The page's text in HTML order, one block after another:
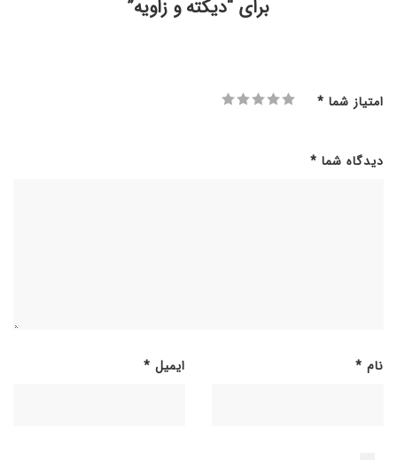
برای “دیکته و زاویه”
امتیاز شما *
دیدگاه شما *
نام * ایمیل *